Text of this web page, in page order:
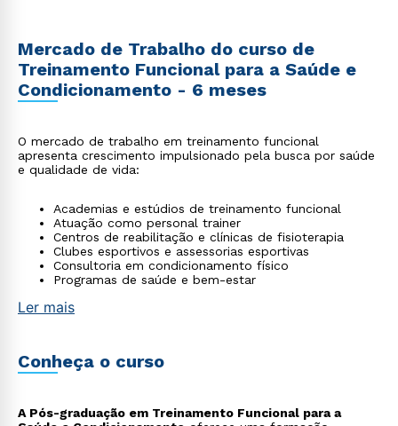
Mercado de Trabalho do curso de
Treinamento Funcional para a Saúde e
Condicionamento - 6 meses
O mercado de trabalho em treinamento funcional
apresenta crescimento impulsionado pela busca por saúde
e qualidade de vida:
Academias e estúdios de treinamento funcional
Atuação como personal trainer
Centros de reabilitação e clínicas de fisioterapia
Clubes esportivos e assessorias esportivas
Consultoria em condicionamento físico
Programas de saúde e bem-estar
Ler mais
Conheça o curso
A Pós-graduação em Treinamento Funcional para a